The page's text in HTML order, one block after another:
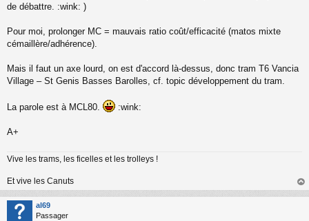
g
n
o
u
de débattre. :wink: )
Pour moi, prolonger MC = mauvais ratio coût/efficacité (matos mixte
cémaillère/adhérence).
Mais il faut un axe lourd, on est d'accord là-dessus, donc tram T6 Vancia
Village – St Genis Basses Barolles, cf. topic développement du tram.
La parole est à MCL80. :wink:
A+
Vive les trams, les ficelles et les trolleys !
Et vive les Canuts
au
al69
Passager